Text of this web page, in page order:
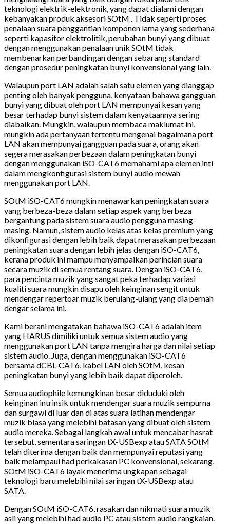
teknologi elektrik-elektronik, yang dapat dialami dengan
kebanyakan produk aksesori SOtM . Tidak seperti proses
penalaan suara penggantian komponen lama yang sederhana
seperti kapasitor elektrolitik, perubahan bunyi yang dibuat
dengan menggunakan penalaan unik SOtM tidak
membenarkan perbandingan dengan sebarang standard
dengan prosedur peningkatan bunyi konvensional yang lain.
Walaupun port LAN adalah salah satu elemen yang dianggap
penting oleh banyak pengguna, kenyataan bahawa gangguan
bunyi yang dibuat oleh port LAN mempunyai kesan yang
besar terhadap bunyi sistem dalam kenyataannya sering
diabaikan. Mungkin, walaupun membaca maklumat ini,
mungkin ada pertanyaan tertentu mengenai bagaimana port
LAN akan mempunyai gangguan pada suara, orang akan
segera merasakan perbezaan dalam peningkatan bunyi
dengan menggunakan iSO-CAT6 memahami apa elemen inti
dalam mengkonfigurasi sistem bunyi audio mewah
menggunakan port LAN.
SOtM iSO-CAT6 mungkin menawarkan peningkatan suara
yang berbeza-beza dalam setiap aspek yang berbeza
bergantung pada sistem suara audio pengguna masing-
masing. Namun, sistem audio kelas atas kelas premium yang
dikonfigurasi dengan lebih baik dapat merasakan perbezaan
peningkatan suara dengan lebih jelas dengan iSO-CAT6,
kerana produk ini mampu menyampaikan perincian suara
secara muzik di semua rentang suara. Dengan iSO-CAT6,
para pencinta muzik yang sangat peka terhadap variasi
kualiti suara mungkin disapu oleh keinginan sengit untuk
mendengar repertoar muzik berulang-ulang yang dia pernah
dengar selama ini.
Kami berani mengatakan bahawa iSO-CAT6 adalah item
yang HARUS dimiliki untuk semua sistem audio yang
menggunakan port LAN tanpa mengira harga dan nilai setiap
sistem audio. Juga, dengan menggunakan iSO-CAT6
bersama dCBL-CAT6, kabel LAN oleh SOtM, kesan
peningkatan bunyi yang lebih baik dapat diperoleh.
Semua audiophile kemungkinan besar diduduki oleh
keinginan intrinsik untuk mendengar suara muzik sempurna
dan surgawi di luar dan di atas suara latihan mendengar
muzik biasa yang melebihi batasan yang dibuat oleh sistem
audio mereka. Sebagai langkah awal untuk mencabar hasrat
tersebut, sementara saringan tX-USBexp atau SATA SOtM
telah diterima dengan baik dan mempunyai reputasi yang
baik melampaui had perkakasan PC konvensional, sekarang,
SOtM iSO-CAT6 layak menerima ungkapan sebagai
teknologi baru melebihi nilai saringan tX-USBexp atau
SATA.
Dengan SOtM iSO-CAT6, rasakan dan nikmati suara muzik
asli yang melebihi had audio PC atau sistem audio rangkaian.